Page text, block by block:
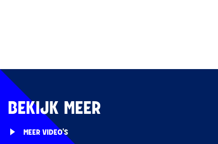
BEKIJK MEER
MEER VIDEO'S